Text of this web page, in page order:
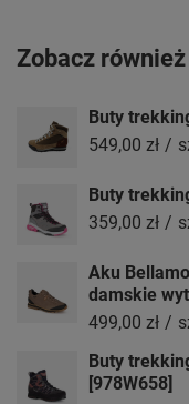
Zobacz również
Buty
549,00 zł /
Buty
359,00 zł /
Aku
damskie
499,00 zł /
Buty
[978W658]